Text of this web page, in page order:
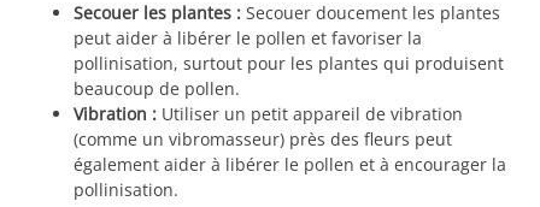
Secouer les plantes : Secouer doucement les plantes
peut aider à libérer le pollen et favoriser la
pollinisation, surtout pour les plantes qui produisent
beaucoup de pollen.
Vibration : Utiliser un petit appareil de vibration
(comme un vibromasseur) près des fleurs peut
également aider à libérer le pollen et à encourager la
pollinisation.